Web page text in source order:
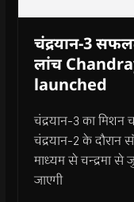
चंद्रयान-3
लांच
launched
चंद्रयान-3 का मिशन
चंद्रयान-2 के दौरान
माध्यम से चन्द्रमा से
जाएगी